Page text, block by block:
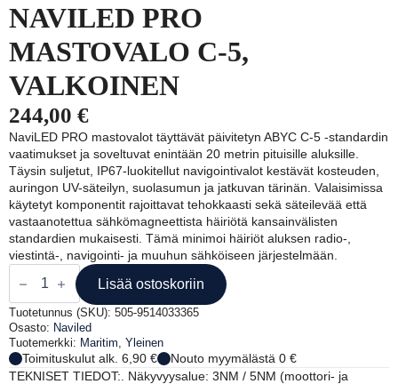
NAVILED PRO
MASTOVALO C-5,
VALKOINEN
244,00 €
NaviLED PRO mastovalot täyttävät päivitetyn ABYC C-5 -standardin
vaatimukset ja soveltuvat enintään 20 metrin pituisille aluksille.
Täysin suljetut, IP67-luokitellut navigointivalot kestävät kosteuden,
auringon UV-säteilyn, suolasumun ja jatkuvan tärinän. Valaisimissa
käytetyt komponentit rajoittavat tehokkaasti sekä säteilevää että
vastaanotettua sähkömagneettista häiriötä kansainvälisten
standardien mukaisesti. Tämä minimoi häiriöt aluksen radio-,
viestintä-, navigointi- ja muuhun sähköiseen järjestelmään.
NAVILED
PRO
MASTOVALO
C-
5,
VALKOINEN
määrä
Lisää ostoskoriin
Tuotetunnus (SKU): 505-9514033365
Osasto: Naviled
Tuotemerkki: Maritim Yleinen
Toimituskulut alk. 6,90 €
Nouto myymälästä 0 €
TEKNISET TIEDOT:. Näkyvyysalue: 3NM / 5NM (moottori- ja